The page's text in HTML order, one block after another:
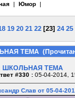
| Юмор |
19 20 21 22 [23] 24 25
ТЕМА
ШКОЛЬНАЯ ТЕМА
#330 : 05-04-2014,
Слав от 05-04-